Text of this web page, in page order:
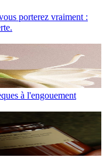
porterez vraiment :
à l'engouement